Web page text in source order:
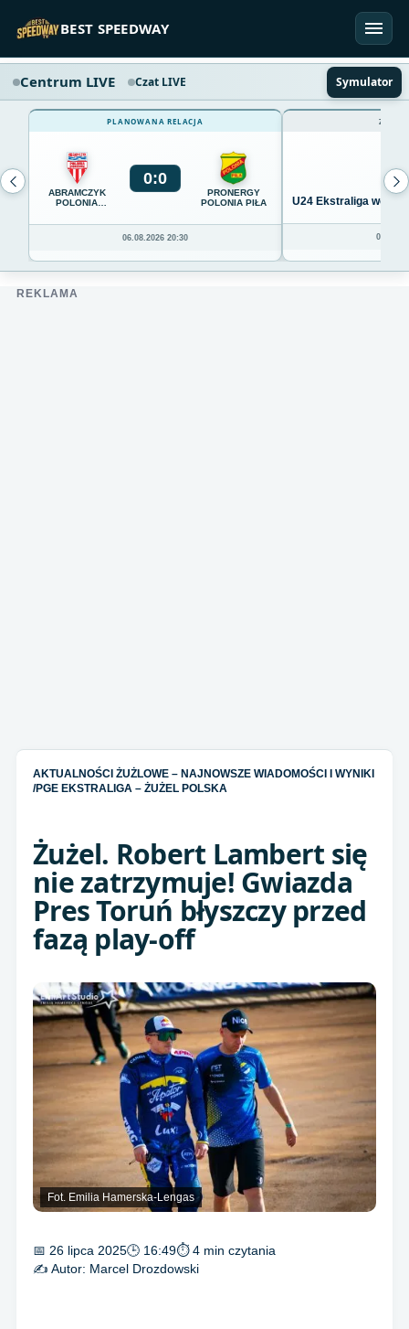
BEST SPEEDWAY
Centrum LIVE Czat LIVE Symulator
PLANOWANA RELACJA
ABRAMCZYK
POLONIA
0:0
PRONERGY
POLONIA PIŁA
06.08.2026 20:30
U24 Ekstraliga we
REKLAMA
AKTUALNOŚCI ŻUŻLOWE – NAJNOWSZE WIADOMOŚCI I WYNIKI
/PGE EKSTRALIGA – ŻUŻEL POLSKA
Żużel. Robert Lambert się
nie zatrzymuje! Gwiazda
Pres Toruń błyszczy przed
fazą play-off
Fot. Emilia Hamerska-Lengas
📅 26 lipca 2025🕒 16:49⏱ 4 min czytania
✍️ Autor: Marcel Drozdowski